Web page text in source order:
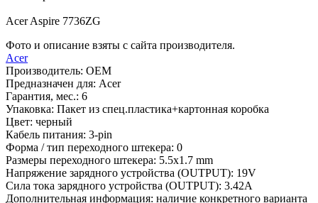
Acer Aspire 7736ZG
Фото и описание взяты с сайта производителя.
Acer
Производитель: OEM
Предназначен для: Acer
Гарантия, мес.: 6
Упаковка: Пакет из спец.пластика+картонная коробка
Цвет: черный
Кабель питания: 3-pin
Форма / тип переходного штекера: 0
Размеры переходного штекера: 5.5x1.7 mm
Напряжение зарядного устройства (OUTPUT): 19V
Сила тока зарядного устройства (OUTPUT): 3.42A
Дополнительная информация: наличие конкретного варианта